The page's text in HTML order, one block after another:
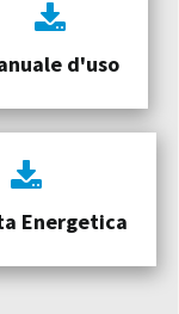
d'uso
Energetica